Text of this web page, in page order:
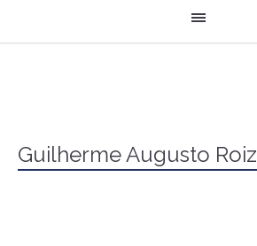
Guilherme Augusto Roiz